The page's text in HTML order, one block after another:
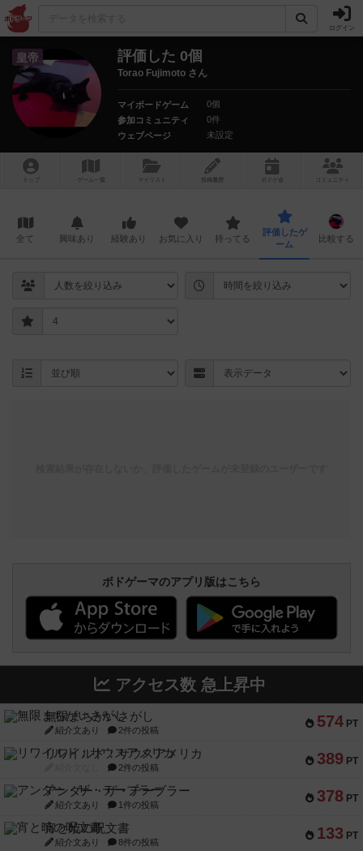
ログイン
皇帝 評価した 0個
Torao Fujimoto さん
マイボードゲーム
0個
参加コミュニティ
0件
ウェブページ
未設定
トップ ゲーム一覧 マイリスト 投稿履歴 ボ ドゲ コミュニティ
全て 興味あり 経験あり お気に入り 持ってる
評価したゲ
ーム
比較する
ボドゲーマのアプリ版はこちら
アクセス数 急上昇中
574 PT
無限まちがいさがし
紹介文あり 2件の投稿
389 PT
リワイルド：サウスアメリカ
2件の投稿
378 PT
アンダー・ザ・テーブラー
紹介文あり 1件の投稿
133 PT
宵と暁の呪文書
紹介文あり 8件の投稿